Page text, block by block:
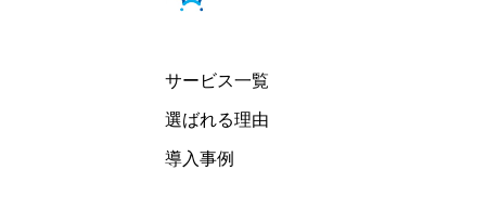
サービス一覧
選ばれる理由
導入事例